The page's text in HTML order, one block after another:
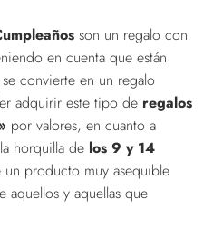
son un regalo con
en cuenta que están
convierte en un regalo
adquirir este tipo de regalos
por valores, en cuanto a
horquilla de los 9 y 14
un producto muy asequible
aquellos y aquellas que